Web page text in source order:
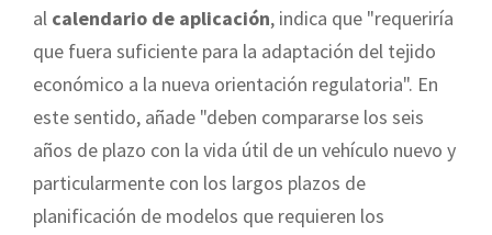
al calendario de aplicación, indica que "requeriría
que fuera suficiente para la adaptación del tejido
económico a la nueva orientación regulatoria". En
este sentido, añade "deben compararse los seis
años de plazo con la vida útil de un vehículo nuevo y
particularmente con los largos plazos de
planificación de modelos que requieren los